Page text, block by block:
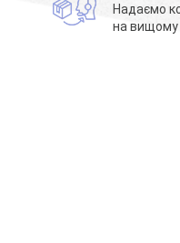
Надаємо
на вищому